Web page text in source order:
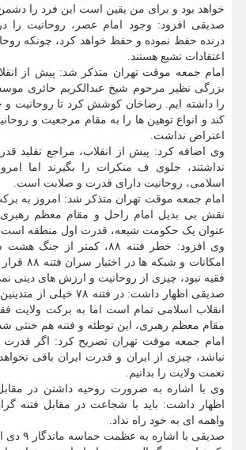
خواهد بود و برای من یقین است این فرد را دشمن
صدیقی افزود: وجود امام عصر، روحانیت را
درنده حفظ نموده و حفظ خواهد کرد، چونکه
اعتقادات تشیع هستند.
امام جمعه موقت تهران متذکر شد: پیش از
بزرگی نظیر مرحوم شیخ عبدالکریم حائری
را داشته ایم. رضاخان کوشش کرد تا روحانیت و
کند و انواع توهین ها را به مقام مرجعیت و
اعتراض نداشت.
وی اضافه کرد: پیش از انقلاب، مراجع تقلید
نداشتند، جلوی ف منکرات را بگیرند اما
اسلامی، روحانیت دارای قدرت و صلابت است.
امام جمعه موقت تهران متذکر شد: امروز به
نقش بی بدیل امام راحل و مقام معظم
عنوان یک حکومت شیعه، قدرت اول منطقه است.
وی افزود: خطر فتنه ۸۸، کمتر از
امکانات و
فقیه نبود، چیزی از روحانیت و ارزش های دینی
صدیقی اظهار داشت: در فتنه
انقلاب اسلامی تمام است اما به برکت ولایت
مقام معظم رهبری، این توطئه و فتنه هم خنثی
امام جمعه موقت تهران تصریح کرد: اگر قدرت
نباشد، چیزی از ایران و قدرت ایران باقی نخواهد
نعمت ولایت را بدانیم.
وی با اشاره به ضرورت روحیه داشتن در
اظهار داشت: باید با شجاعت در مقابل فتنه
واهمه ای به خود راه نداد.